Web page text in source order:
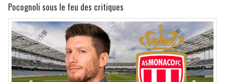
Pocognoli sous le feu des critiques